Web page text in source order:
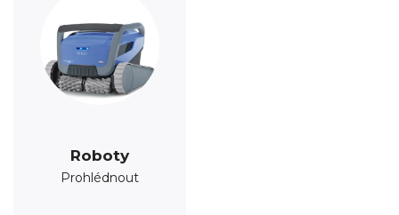
Roboty
Prohlédnout